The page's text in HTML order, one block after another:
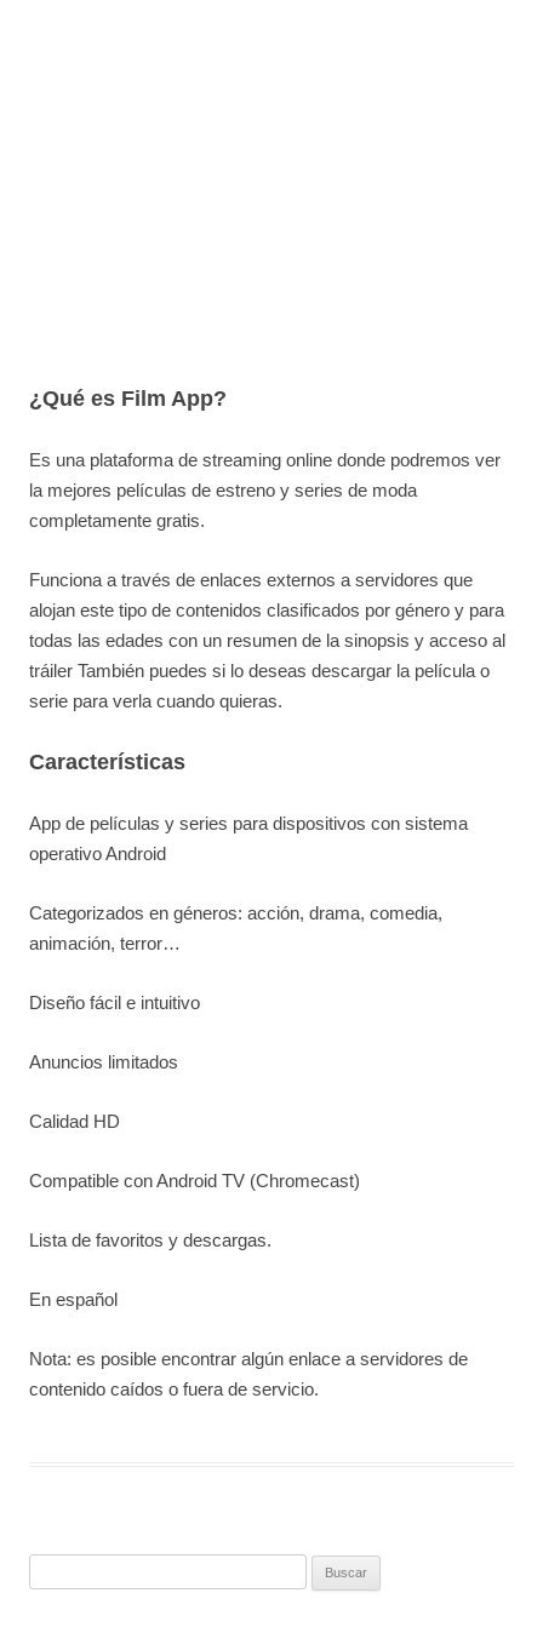
¿Qué es Film App?
Es una plataforma de streaming online donde podremos ver
la mejores películas de estreno y series de moda
completamente gratis.
Funciona a través de enlaces externos a servidores que
alojan este tipo de contenidos clasificados por género y para
todas las edades con un resumen de la sinopsis y acceso al
tráiler También puedes si lo deseas descargar la película o
serie para verla cuando quieras.
Características
App de películas y series para dispositivos con sistema
operativo Android
Categorizados en géneros: acción, drama, comedia,
animación, terror…
Diseño fácil e intuitivo
Anuncios limitados
Calidad HD
Compatible con Android TV (Chromecast)
Lista de favoritos y descargas.
En español
Nota: es posible encontrar algún enlace a servidores de
contenido caídos o fuera de servicio.